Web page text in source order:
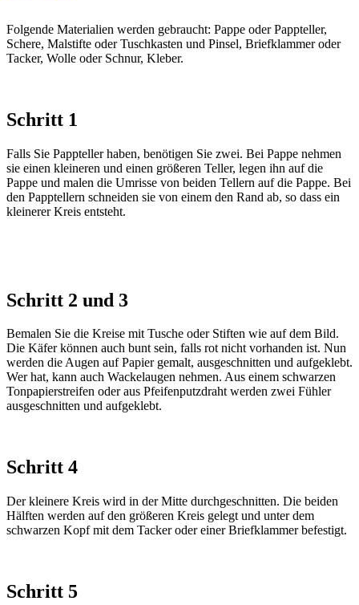
Folgende Materialien werden gebraucht: Pappe oder Pappteller,
Schere, Malstifte oder Tuschkasten und Pinsel, Briefklammer oder
Tacker, Wolle oder Schnur, Kleber.
Schritt 1
Falls Sie Pappteller haben, benötigen Sie zwei. Bei Pappe nehmen
sie einen kleineren und einen größeren Teller, legen ihn auf die
Pappe und malen die Umrisse von beiden Tellern auf die Pappe. Bei
den Papptellern schneiden sie von einem den Rand ab, so dass ein
kleinerer Kreis entsteht.
Schritt 2 und 3
Bemalen Sie die Kreise mit Tusche oder Stiften wie auf dem Bild.
Die Käfer können auch bunt sein, falls rot nicht vorhanden ist. Nun
werden die Augen auf Papier gemalt, ausgeschnitten und aufgeklebt.
Wer hat, kann auch Wackelaugen nehmen. Aus einem schwarzen
Tonpapierstreifen oder aus Pfeifenputzdraht werden zwei Fühler
ausgeschnitten und aufgeklebt.
Schritt 4
Der kleinere Kreis wird in der Mitte durchgeschnitten. Die beiden
Hälften werden auf den größeren Kreis gelegt und unter dem
schwarzen Kopf mit dem Tacker oder einer Briefklammer befestigt.
Schritt 5